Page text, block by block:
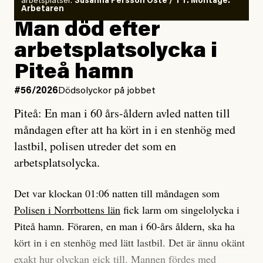
Vem är det som Dagens ETC skriver för?
Vad betyder det att vara en röd, grön och oberoende
tidning?
Vad är bra journalistik?
Ett försök till korta svar som jag hoppas kan förtydliga
för Kuhn och Sassarinis-McGowan och andra hur jag
som chefredaktör ser på Dagens ETC:s uppdrag och
roll.
Vi skriver för våra läsare som vill bli informerade,
överraskade, bekräftade, utmanade – och som kräver
att vi granskar allt och alla.
så säger jag tvärtemot.
Jag lärde mig renovera
enligt uråldrig metod
och lade min sista ungdom
på att laga en gammal bod.
Jag sökte ljuset och meningen,
efter det som var rent, rätt och sant,
och aldrig såg jag det klarare än
när jag ombord på bussen hjälpte en tant.
#23/2026Intervjun
Jesper Lundby: ”Livet i sig
är ganska politiskt”
Arbetaren
Man död efter
arbetsplatsolycka i
Piteå hamn
#56/2026 Dödsolyckor på jobbet
Piteå: En man i 60 års-åldern avled natten till
måndagen efter att ha kört in i en stenhög med
lastbil, polisen utreder det som en
arbetsplatsolycka.
Det var klockan 01:06 natten till måndagen som
Polisen i Norrbottens län fick larm om singelolycka i
Piteå hamn. Föraren, en man i 60-års åldern, ska ha
kört in i en stenhög med lätt lastbil. Det är ännu okänt
exakt hur olyckan gick till. Mannen fördes med